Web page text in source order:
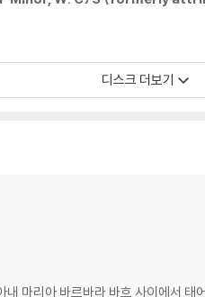
디스크 더보기
마리아 바르바라 바흐 사이에서